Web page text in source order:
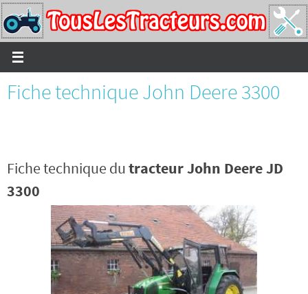
Passer
vers
le
contenu
Fiche technique John Deere 3300
Fiche technique dutracteur John Deere JD
3300